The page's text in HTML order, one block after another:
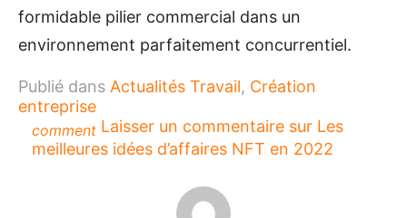
formidable pilier commercial dans un
environnement parfaitement concurrentiel.
Publié dans Actualités Travail, Création
entreprise
comment Laisser un commentaire sur Les
meilleures idées d’affaires NFT en 2022